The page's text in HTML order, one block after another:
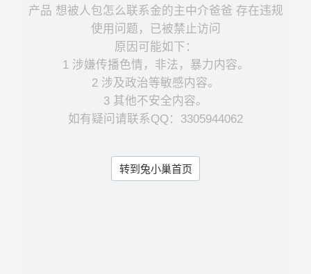
产品 想被人包怎么联系金的主中介爸爸 存在违规
使用问题，已被禁止访问
原因可能如下：
1 涉嫌传播色情，非法，暴力内容。
2 涉及政治等敏感内容。
3 其他不安全内容。
如有疑问请联系QQ：3305944062
转到兔小巢首页